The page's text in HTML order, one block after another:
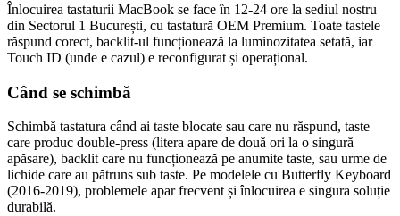
Înlocuirea tastaturii MacBook se face în 12-24 ore la sediul nostru
din Sectorul 1 București, cu tastatură OEM Premium. Toate tastele
răspund corect, backlit-ul funcționează la luminozitatea setată, iar
Touch ID (unde e cazul) e reconfigurat și operațional.
Când se schimbă
Schimbă tastatura când ai taste blocate sau care nu răspund, taste
care produc double-press (litera apare de două ori la o singură
apăsare), backlit care nu funcționează pe anumite taste, sau urme de
lichide care au pătruns sub taste. Pe modelele cu Butterfly Keyboard
(2016-2019), problemele apar frecvent și înlocuirea e singura soluție
durabilă.